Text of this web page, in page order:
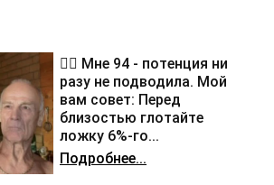
❤️‍🔥 Мне 94 - потенция ни
разу не подводила. Мой
вам совет: Перед
близостью глотайте
ложку 6%-го...
Подробнее...